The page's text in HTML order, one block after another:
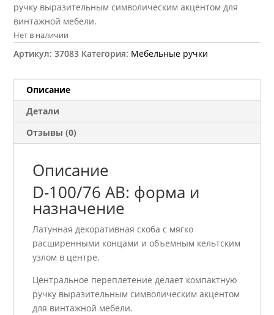
ручку выразительным символическим акцентом для
винтажной мебели.
Нет в наличии
Артикул:37083 Категория: Мебельные ручки
Описание
Детали
Отзывы (0)
Описание
D-100/76 АВ: форма и
назначение
Латунная декоративная скоба с мягко
расширенными концами и объемным кельтским
узлом в центре.
Центральное переплетение делает компактную
ручку выразительным символическим акцентом
для винтажной мебели.